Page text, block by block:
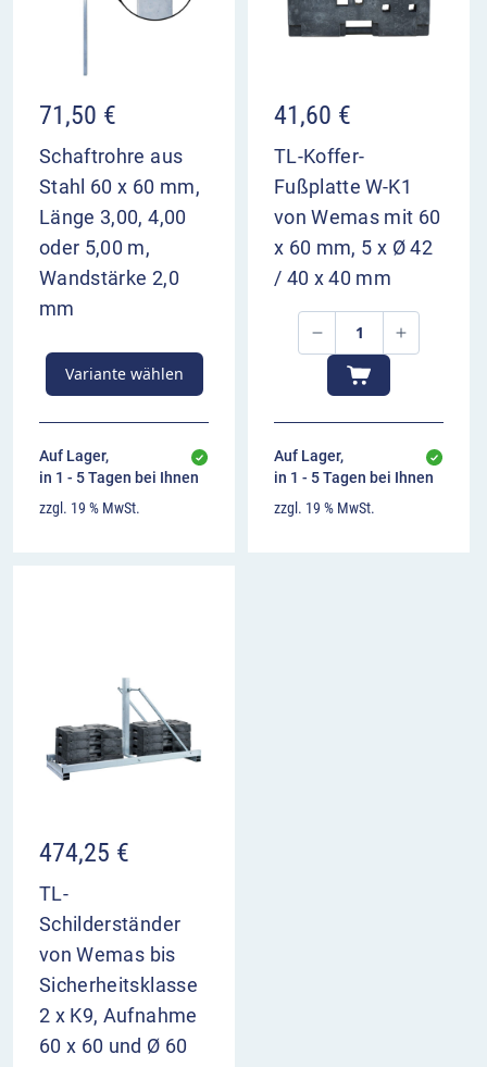
VZ 501-21 im Überblick
dient zur Vorwarnung der Verkehrsteilnehmer
Aufstellung 200 m und 400 m vor dem
71,50 €
Schaftrohre aus
Stahl 60 x 60 mm,
Länge 3,00, 4,00
oder 5,00 m,
Wandstärke 2,0
mm
Variante wählen
Auf Lager,
in 1 - 5 Tagen bei Ihnen
zzgl. 19 % MwSt.
41,60 €
TL-Koffer-
Fußplatte W-K1
von Wemas mit 60
x 60 mm, 5 x Ø 42
/ 40 x 40 mm
Auf Lager,
in 1 - 5 Tagen bei Ihnen
zzgl. 19 % MwSt.
474,25 €
TL-
Schilderständer
von Wemas bis
Sicherheitsklasse
2 x K9, Aufnahme
60 x 60 und Ø 60